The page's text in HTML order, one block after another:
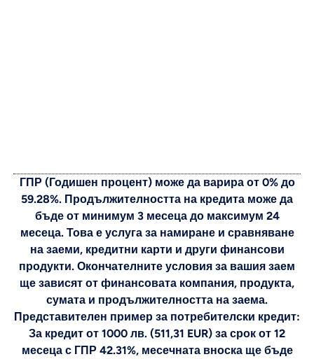
ГПР (Годишен процент) може да варира от 0% до
59.28%. Продължителността на кредита може да
бъде от минимум 3 месеца до максимум 24
месеца. Това е услуга за намиране и сравняване
на заеми, кредитни карти и други финансови
продукти. Окончателните условия за вашия заем
ще зависят от финансовата компания, продукта,
сумата и продължителността на заема.
Представителен пример за потребителски кредит:
За кредит от 1000 лв. (511,31 EUR) за срок от 12
месеца с ГПР 42.31%, месечната вноска ще бъде